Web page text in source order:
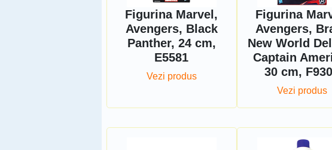
Figurina Marvel,
Avengers, Black
Panther, 24 cm,
E5581
Vezi produs
Figurina
Avengers,
New World
Captain
30 cm,
Vezi produs